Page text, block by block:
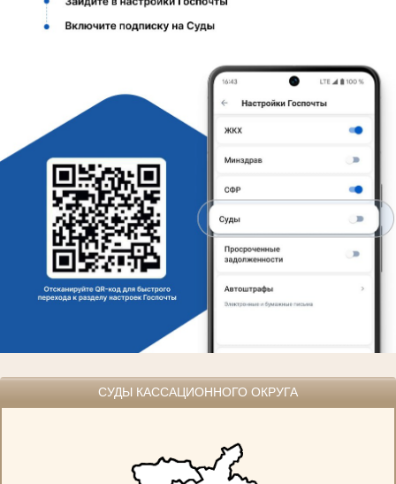
СУДЫ КАССАЦИОННОГО ОКРУГА